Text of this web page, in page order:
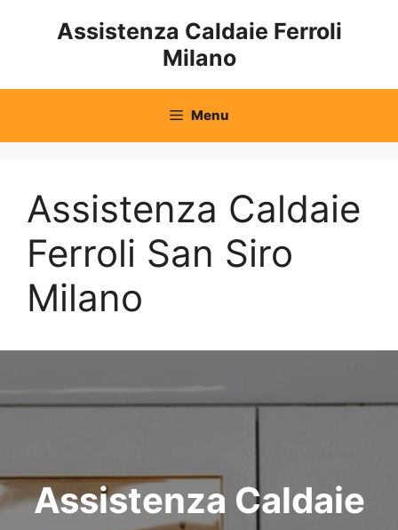
Assistenza Caldaie Ferroli
Milano
Menu
Assistenza Caldaie
Ferroli San Siro
Milano
Assistenza Caldaie